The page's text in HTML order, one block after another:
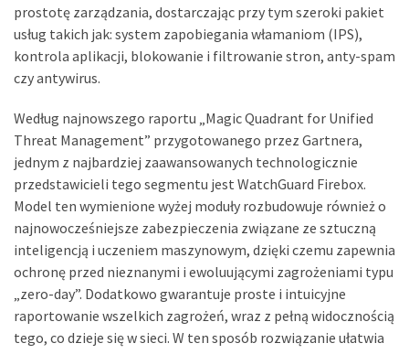
prostotę zarządzania, dostarczając przy tym szeroki pakiet
usług takich jak: system zapobiegania włamaniom (IPS),
kontrola aplikacji, blokowanie i filtrowanie stron, anty-spam
czy antywirus.
Według najnowszego raportu „Magic Quadrant for Unified
Threat Management” przygotowanego przez Gartnera,
jednym z najbardziej zaawansowanych technologicznie
przedstawicieli tego segmentu jest WatchGuard Firebox.
Model ten wymienione wyżej moduły rozbudowuje również o
najnowocześniejsze zabezpieczenia związane ze sztuczną
inteligencją i uczeniem maszynowym, dzięki czemu zapewnia
ochronę przed nieznanymi i ewoluującymi zagrożeniami typu
„zero-day”. Dodatkowo gwarantuje proste i intuicyjne
raportowanie wszelkich zagrożeń, wraz z pełną widocznością
tego, co dzieje się w sieci. W ten sposób rozwiązanie ułatwia